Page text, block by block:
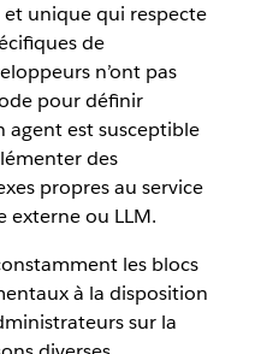
unique qui respecte
de
n’ont pas
pour définir
agent est susceptible
des
propres au service
externe ou LLM.
les blocs
à la disposition
sur la